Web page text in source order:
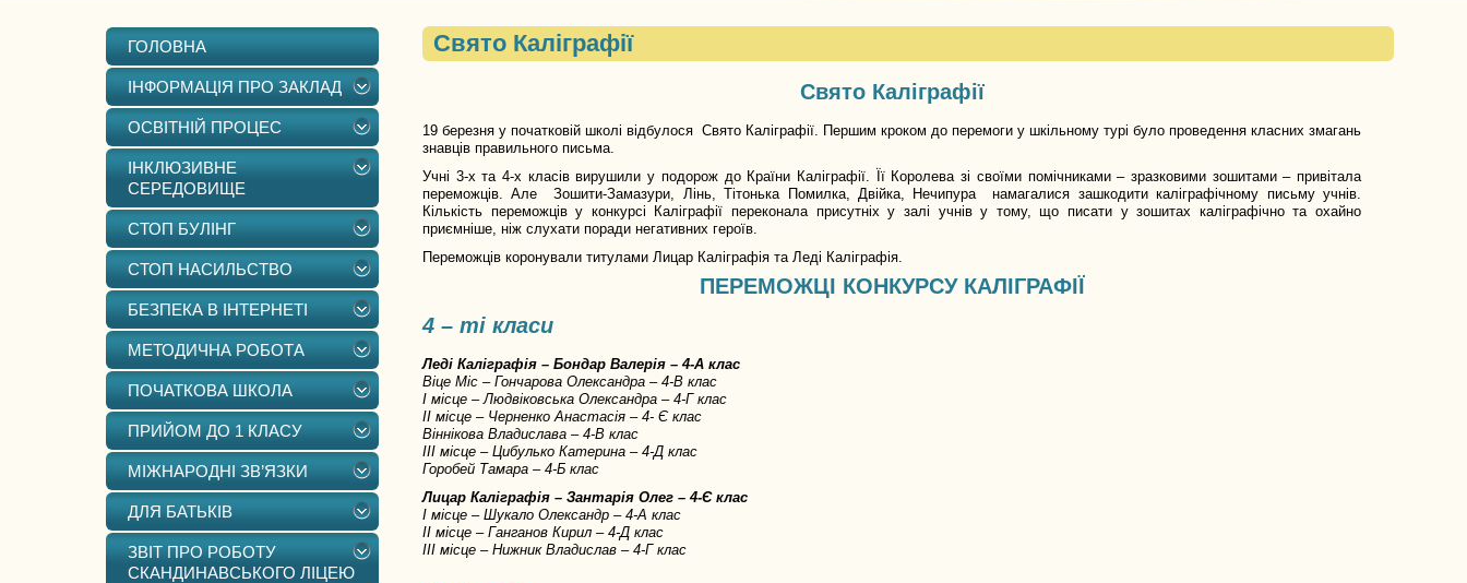
ГОЛОВНА
ІНФОРМАЦІЯ ПРО ЗАКЛАД
ОСВІТНІЙ ПРОЦЕС
ІНКЛЮЗИВНЕ
СЕРЕДОВИЩЕ
СТОП БУЛІНГ
СТОП НАСИЛЬСТВО
БЕЗПЕКА В ІНТЕРНЕТІ
МЕТОДИЧНА РОБОТА
ПОЧАТКОВА ШКОЛА
ПРИЙОМ ДО 1 КЛАСУ
МІЖНАРОДНІ ЗВ’ЯЗКИ
ДЛЯ БАТЬКІВ
ЗВІТ ПРО РОБОТУ
СКАНДИНАВСЬКОГО ЛІЦЕЮ
Свято Каліграфії
Свято Каліграфії
19 березня у початковій школі відбулося Свято Каліграфії. Першим кроком до перемоги у шкільному турі було проведення класних змагань
знавців правильного письма.
Учні 3-х та 4-х класів вирушили у подорож до Країни Каліграфії. Її Королева зі своїми помічниками – зразковими зошитами – привітала
переможців. Але Зошити-Замазури, Лінь, Тітонька Помилка, Двійка, Нечипура намагалися зашкодити каліграфічному письму учнів.
Кількість переможців у конкурсі Каліграфії переконала присутніх у залі учнів у тому, що писати у зошитах каліграфічно та охайно
приємніше, ніж слухати поради негативних героїв.
Переможців коронували титулами Лицар Каліграфія та Леді Каліграфія.
ПЕРЕМОЖЦІ КОНКУРСУ КАЛІГРАФІЇ
4 – ті класи
Леді Каліграфія – Бондар Валерія – 4-А клас
Віце Міс – Гончарова Олександра – 4-В клас
І місце – Людвіковська Олександра – 4-Г клас
ІІ місце – Черненко Анастасія – 4- Є клас
Віннікова Владислава – 4-В клас
ІІІ місце – Цибулько Катерина – 4-Д клас
Горобей Тамара – 4-Б клас
Лицар Каліграфія – Зантарія Олег – 4-Є клас
І місце – Шукало Олександр – 4-А клас
ІІ місце – Ганганов Кирил – 4-Д клас
ІІІ місце – Нижник Владислав – 4-Г клас